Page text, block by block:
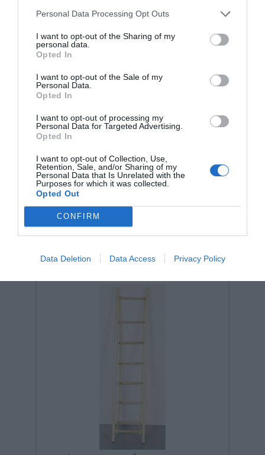
Personal Data Processing Opt Outs
I want to opt-out of the Sharing of my
personal data.
Opted In
I want to opt-out of the Sale of my
Personal Data.
Opted In
I want to opt-out of processing my
Personal Data for Targeted Advertising.
Opted In
I want to opt-out of Collection, Use,
Retention, Sale, and/or Sharing of my
Personal Data that Is Unrelated with the
Purposes for which it was collected.
Opted Out
CONFIRM
Data Deletion Data Access Privacy Policy
με τα ευρωπαϊκά πρότυπα ασφαλείας και τις
βιοδιασπώμενα υλικά). Η επιλογή της Nathan για τον
εξοπλισμό νηπιαγωγείων και κέντρων δεξιοτήτων
εγγυάται αξιοπιστία, παιδαγωγική αρτιότητα και μια
σύγχρονους εκπαιδευτικούς οργανισμούς.
Σχετικά προϊόντα